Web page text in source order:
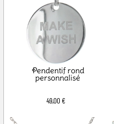
Pendentif rond
personnalisé
49,00 €